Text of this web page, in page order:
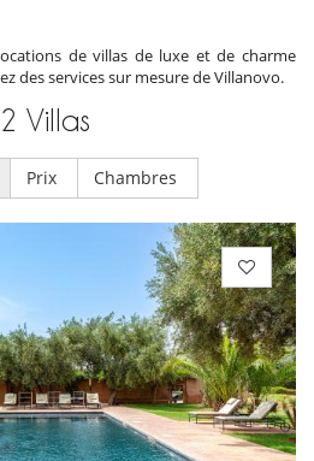
de villas de luxe et de charme
des services sur mesure de Villanovo.
2 Villas
Prix Chambres